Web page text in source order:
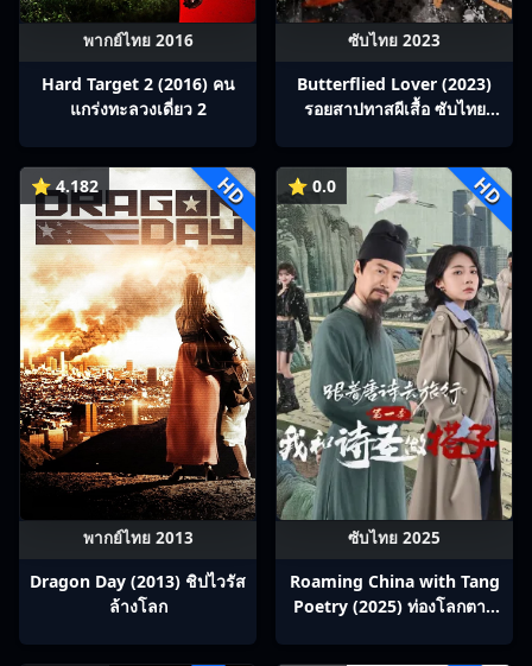
พากย์ไทย 2016
Hard Target 2 (2016) คน
แกร่งทะลวงเดี่ยว 2
ซับไทย 2023
Butterflied Lover (2023)
รอยสาปทาสผีเสื้อ ซับไทย
⭐ 4.182 HD
พากย์ไทย 2013
Dragon Day (2013) ชิปไวรัส
ล้างโลก
⭐ 0.0 HD
ซับไทย 2025
Roaming China with Tang
Poetry (2025) ท่องโลกตาม